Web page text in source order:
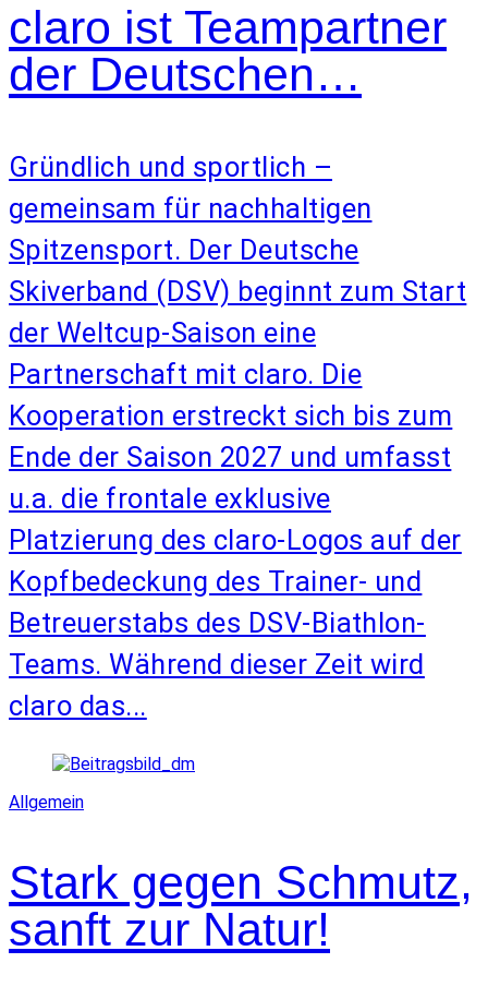
claro ist Teampartner
der Deutschen…
Gründlich und sportlich –
gemeinsam für nachhaltigen
Spitzensport. Der Deutsche
Skiverband (DSV) beginnt zum Start
der Weltcup-Saison eine
Partnerschaft mit claro. Die
Kooperation erstreckt sich bis zum
Ende der Saison 2027 und umfasst
u.a. die frontale exklusive
Platzierung des claro-Logos auf der
Kopfbedeckung des Trainer- und
Betreuerstabs des DSV-Biathlon-
Teams. Während dieser Zeit wird
claro das...
Allgemein
Stark gegen Schmutz,
sanft zur Natur!